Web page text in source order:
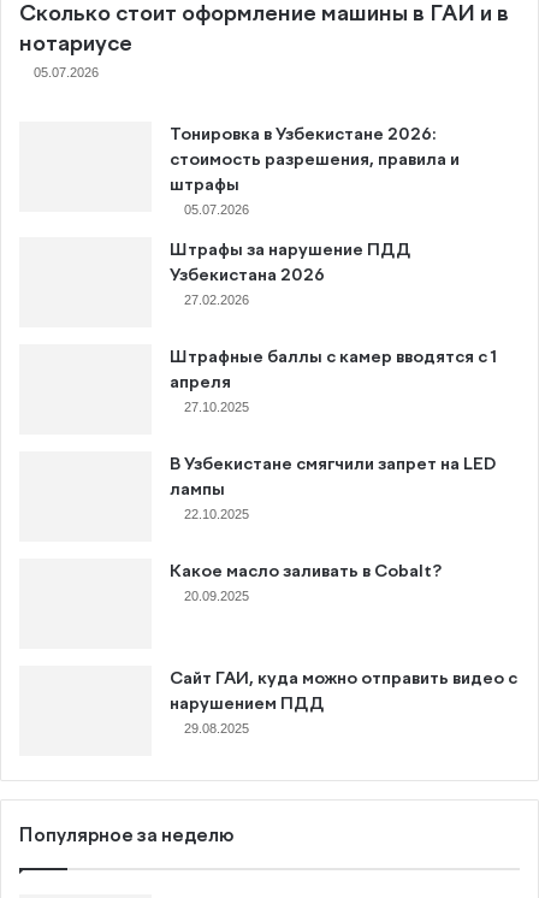
Сколько стоит оформление машины в ГАИ и в
нотариусе
05.07.2026
Тонировка в Узбекистане 2026:
стоимость разрешения, правила и
штрафы
05.07.2026
Штрафы за нарушение ПДД
Узбекистана 2026
27.02.2026
Штрафные баллы с камер вводятся с 1
апреля
27.10.2025
В Узбекистане смягчили запрет на LED
лампы
22.10.2025
Какое масло заливать в Cobalt?
20.09.2025
Сайт ГАИ, куда можно отправить видео с
нарушением ПДД
29.08.2025
Популярное за неделю